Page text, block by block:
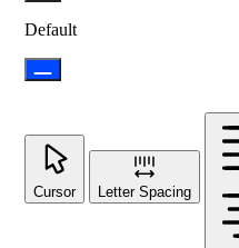
Default
Cursor Letter Spacing